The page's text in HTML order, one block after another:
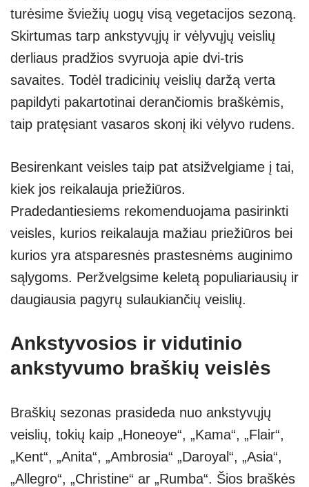
turėsime šviežių uogų visą vegetacijos sezoną.
Skirtumas tarp ankstyvųjų ir vėlyvųjų veislių
derliaus pradžios svyruoja apie dvi-tris
savaites. Todėl tradicinių veislių daržą verta
papildyti pakartotinai derančiomis braškėmis,
taip pratęsiant vasaros skonį iki vėlyvo rudens.
Besirenkant veisles taip pat atsižvelgiame į tai,
kiek jos reikalauja priežiūros.
Pradedantiesiems rekomenduojama pasirinkti
veisles, kurios reikalauja mažiau priežiūros bei
kurios yra atsparesnės prastesnėms auginimo
sąlygoms. Peržvelgsime keletą populiariausių ir
daugiausia pagyrų sulaukiančių veislių.
Ankstyvosios ir vidutinio
ankstyvumo braškių veislės
Braškių sezonas prasideda nuo ankstyvųjų
veislių, tokių kaip „Honeoye“, „Kama“, „Flair“,
„Kent“, „Anita“, „Ambrosia“ „Daroyal“, „Asia“,
„Allegro“, „Christine“ ar „Rumba“. Šios braškės